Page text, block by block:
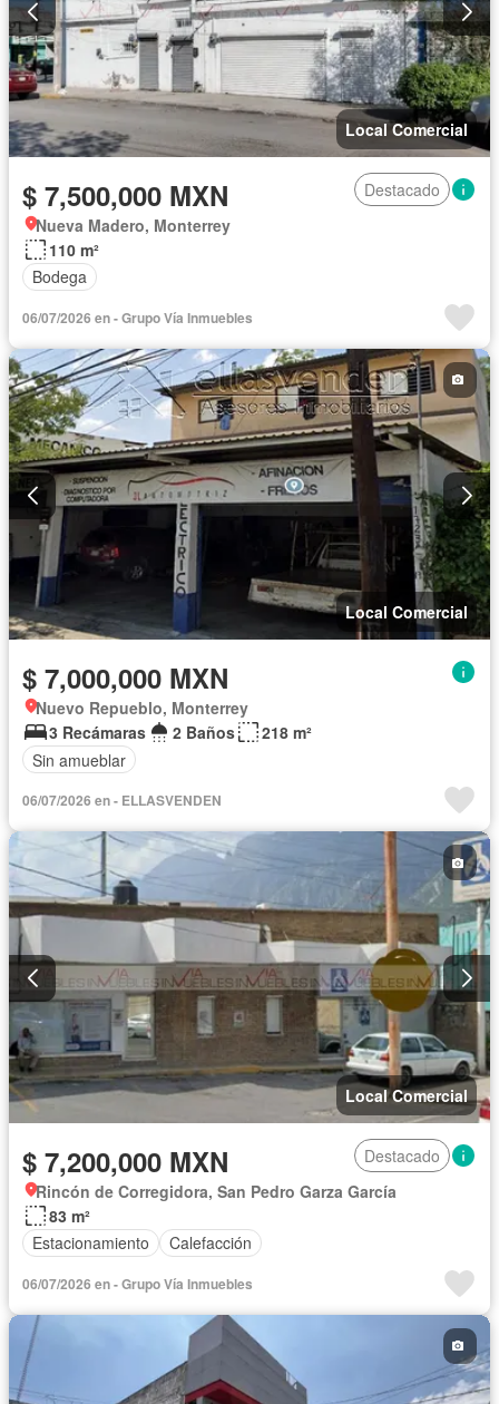
Local Comercial
$ 7,500,000 MXN
Destacado
Nueva Madero, Monterrey
110 m²
Bodega
06/07/2026 en - Grupo Vía Inmuebles
Local Comercial
$ 7,000,000 MXN
Nuevo Repueblo, Monterrey
3 Recámaras
2 Baños
218 m²
Sin amueblar
06/07/2026 en - ELLASVENDEN
Local Comercial
$ 7,200,000 MXN
Destacado
Rincón de Corregidora, San Pedro Garza García
83 m²
Estacionamiento
Calefacción
06/07/2026 en - Grupo Vía Inmuebles